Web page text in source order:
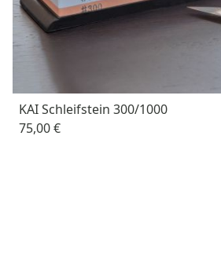
KAI Schleifstein 300/1000
75,00 €